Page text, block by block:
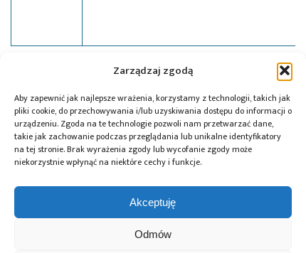
Zarządzaj zgodą
Aby zapewnić jak najlepsze wrażenia, korzystamy z technologii, takich jak
pliki cookie, do przechowywania i/lub uzyskiwania dostępu do informacji o
urządzeniu. Zgoda na te technologie pozwoli nam przetwarzać dane,
takie jak zachowanie podczas przeglądania lub unikalne identyfikatory
na tej stronie. Brak wyrażenia zgody lub wycofanie zgody może
niekorzystnie wpłynąć na niektóre cechy i funkcje.
Akceptuję
Odmów
news,pomiary,SMU
pomiarowy,Tespol
Przeczytaj również:
DigiKey i Shawn